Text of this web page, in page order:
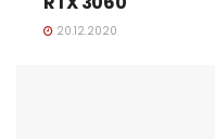
20.12.2020